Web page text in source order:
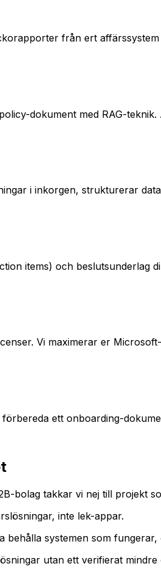
från ert
dokument med RAG-teknik.
i inkorgen, strukturerar
items) och beslutsunderlag
Vi maximerar er
ett onboarding-
bolag takkar vi nej till projekt
inte lek-appar.
behålla systemen som
utan ett verifierat mindre